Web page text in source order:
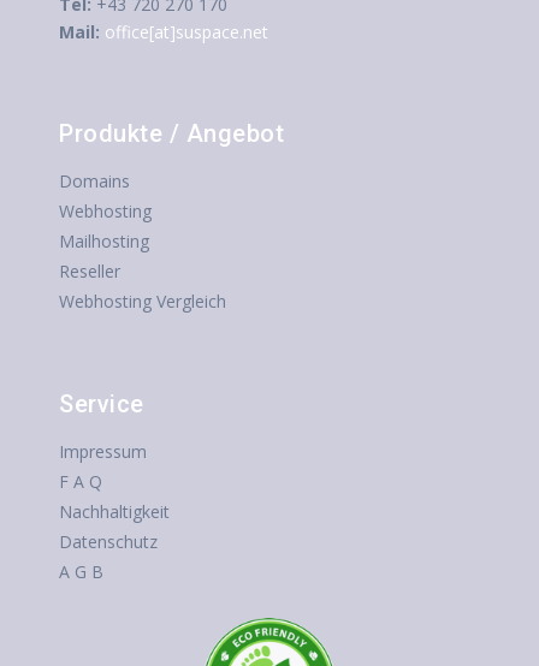
Mail: office[at]suspace.net
Produkte / Angebot
Domains
Webhosting
Mailhosting
Reseller
Webhosting Vergleich
Service
Impressum
F A Q
Nachhaltigkeit
Datenschutz
A G B